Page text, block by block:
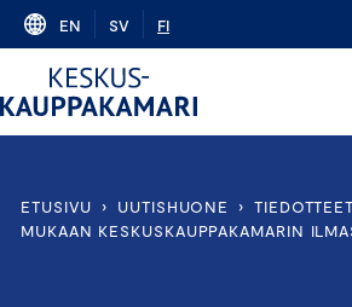
Skip
content
EN SV FI
ETUSIVU › UUTISHUONE › TIEDOTTEET
MUKAAN KESKUSKAUPPAKAMARIN